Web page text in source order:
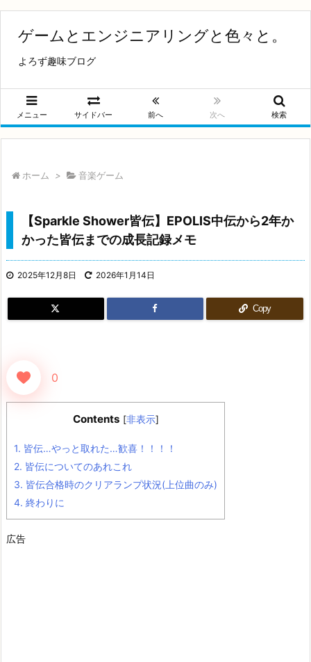
ゲームとエンジニアリングと色々と。
よろず趣味ブログ
メニュー サイドバー 前へ 次へ 検索
ホーム > 音楽ゲーム
【Sparkle Shower皆伝】EPOLIS中伝から2年か
かった皆伝までの成長記録メモ
2025年12月8日 2026年1月14日
Copy
0
Contents [非表示]
1. 皆伝…やっと取れた…歓喜！！！！
2. 皆伝についてのあれこれ
3. 皆伝合格時のクリアランプ状況(上位曲のみ)
4. 終わりに
広告